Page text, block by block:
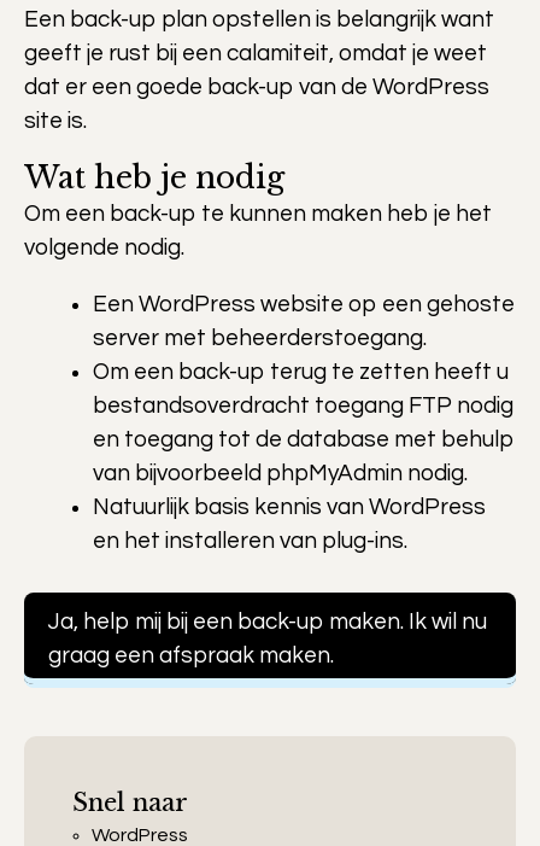
Een back-up plan opstellen is belangrijk want
geeft je rust bij een calamiteit, omdat je weet
dat er een goede back-up van de WordPress
site is.
Wat heb je nodig
Om een back-up te kunnen maken heb je het
volgende nodig.
Een WordPress website op een gehoste
server met beheerderstoegang.
Om een back-up terug te zetten heeft u
bestandsoverdracht toegang FTP nodig
en toegang tot de database met behulp
van bijvoorbeeld phpMyAdmin nodig.
Natuurlijk basis kennis van WordPress
en het installeren van plug-ins.
Ja, help mij bij een back-up maken. Ik wil nu
graag een afspraak maken.
Snel naar
WordPress